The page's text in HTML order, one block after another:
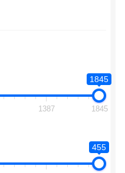
1845
1387 1845
455